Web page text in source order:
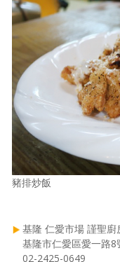
豬排炒飯
基隆 仁愛市場 謹聖廚
基隆市仁愛區愛一路
02-2425-0649